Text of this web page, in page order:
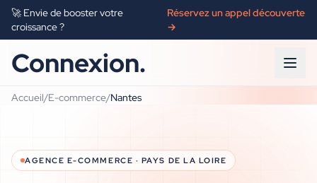
🚀 Envie de booster votre
croissance ?
Réservez un appel découverte
→
Connexion.
Accueil/E-commerce/Nantes
AGENCE E-COMMERCE · PAYS DE LA LOIRE